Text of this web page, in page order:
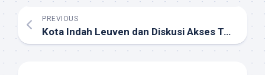
PREVIOUS
Kota Indah Leuven dan Diskusi Akses Terbuka